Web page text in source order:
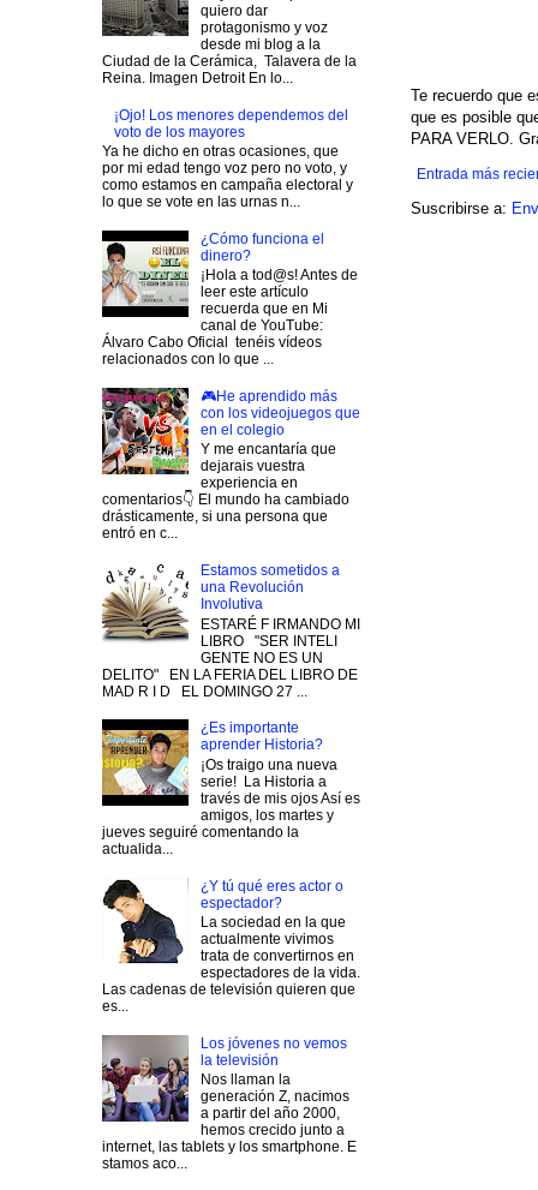
Te recuerdo que
que es posible
PARA VERLO.
Entrada más
Suscribirse a:
quiero dar
protagonismo y voz
desde mi blog a la
Ciudad de la Cerámica, Talavera de la
Reina. Imagen Detroit En lo...
¡Ojo! Los menores dependemos del
voto de los mayores
Ya he dicho en otras ocasiones, que
por mi edad tengo voz pero no voto, y
como estamos en campaña electoral y
lo que se vote en las urnas n...
¿Cómo funciona el
dinero?
¡Hola a tod@s! Antes de
leer este artículo
recuerda que en Mi
canal de YouTube:
Álvaro Cabo Oficial tenéis vídeos
relacionados con lo que ...
🎮He aprendido más
con los videojuegos que
en el colegio
Y me encantaría que
dejarais vuestra
experiencia en
comentarios👇 El mundo ha cambiado
drásticamente, si una persona que
entró en c...
Estamos sometidos a
una Revolución
Involutiva
ESTARÉ F IRMANDO MI
LIBRO "SER INTELI
GENTE NO ES UN
DELITO" EN LA FERIA DEL LIBRO DE
MAD R I D EL DOMINGO 27 ...
¿Es importante
aprender Historia?
¡Os traigo una nueva
serie! La Historia a
través de mis ojos Así es
amigos, los martes y
jueves seguiré comentando la
actualida...
¿Y tú qué eres actor o
espectador?
La sociedad en la que
actualmente vivimos
trata de convertirnos en
espectadores de la vida.
Las cadenas de televisión quieren que
es...
Los jóvenes no vemos
la televisión
Nos llaman la
generación Z, nacimos
a partir del año 2000,
hemos crecido junto a
internet, las tablets y los smartphone. E
stamos aco...